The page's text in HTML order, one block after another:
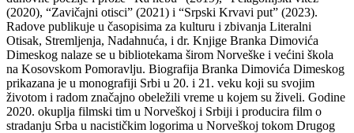
(2020), “Zavičajni otisci” (2021) i “Srpski Krvavi put” (2023).
Radove publikuje u časopisima za kulturu i zbivanja Literalni
Otisak, Stremljenja, Nadahnuća, i dr. Knjige Branka Dimovića
Dimeskog nalaze se u bibliotekama širom Norveške i većini škola
na Kosovskom Pomoravlju. Biografija Branka Dimovića Dimeskog
prikazana je u monografiji Srbi u 20. i 21. veku koji su svojim
životom i radom značajno obeležili vreme u kojem su živeli. Godine
2020. okuplja filmski tim u Norveškoj i Srbiji i producira film o
stradanju Srba u nacističkim logorima u Norveškoj tokom Drugog